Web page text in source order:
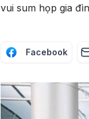
vui sum họp gia
Facebook